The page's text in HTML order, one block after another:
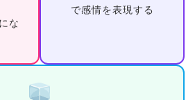
な
で感情を表現する